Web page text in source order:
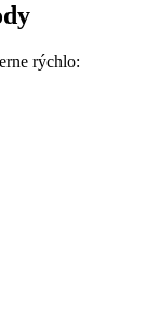
rýchlo: